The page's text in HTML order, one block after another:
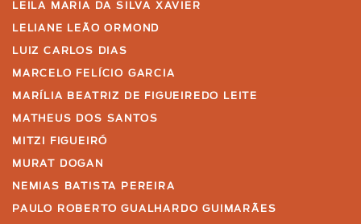
LEILA MARIA DA SILVA XAVIER
LELIANE LEÃO ORMOND
LUIZ CARLOS DIAS
MARCELO FELÍCIO GARCIA
MARÍLIA BEATRIZ DE FIGUEIREDO LEITE
MATHEUS DOS SANTOS
MITZI FIGUEIRÓ
MURAT DOGAN
NEMIAS BATISTA PEREIRA
PAULO ROBERTO GUALHARDO GUIMARÃES